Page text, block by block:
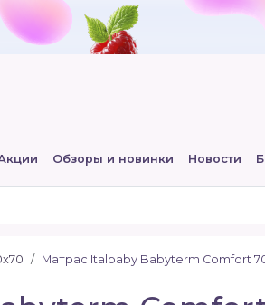
Обзоры и новинки Новости
Матрас Italbaby Babyterm Comfort